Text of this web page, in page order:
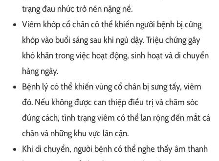
trạng đau nhức trở nên nặng nề.
Viêm khớp cổ chân có thể khiến người bệnh bị cứng
khớp vào buổi sáng sau khi ngủ dậy. Triệu chứng gây
khó khăn trong việc hoạt động, sinh hoạt và di chuyển
hàng ngày.
Bệnh lý có thể khiến vùng cổ chân bị sưng tấy, viêm
đỏ. Nếu không được can thiệp điều trị và chăm sóc
đúng cách, tình trạng viêm có thể lan rộng đến mắt cá
chân và những khu vực lân cận.
Khi di chuyển, người bệnh có thể nghe thấy âm thanh